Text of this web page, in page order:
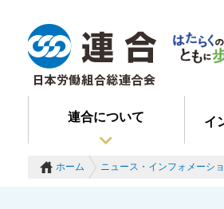
連合について
イ
ホーム ニュース・インフォメーシ